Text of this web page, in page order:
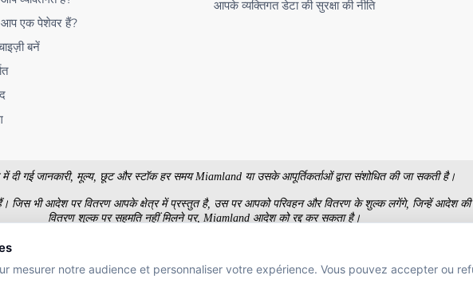
आप एक पेशेवर हैं?
बनें
आपके व्यक्तिगत डेटा की सुरक्षा की नीति
में दी गई जानकारी, मूल्य, छूट और स्टॉक हर समय Miamland या उसके आपूर्तिकर्ताओं द्वारा संशोधित की जा सकती है।
हैं। जिस भी आदेश पर वितरण आपके क्षेत्र में प्रस्तुत है, उस पर आपको परिवहन और वितरण के शुल्क लगेंगे, जिन्हें आदेश की
वितरण शुल्क पर सहमति नहीं मिलने पर, Miamland आदेश को रद्द कर सकता है।
ग्राहकों के लिए टीटीसी में और पेशेवरों के लिए एचटी में दिखाए जाते हैं। तस्वीरें कॉन्ट्रैक्ट के अनुसार नहीं हैं।
mesurer notre audience et personnaliser votre expérience. Vous pouvez accepter ou